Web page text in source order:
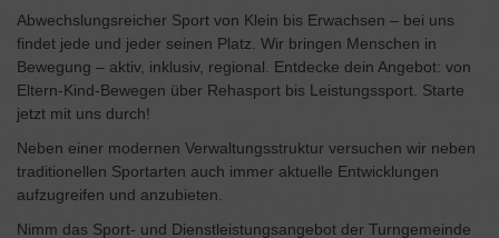
Abwechslungsreicher Sport von Klein bis Erwachsen – bei uns
findet jede und jeder seinen Platz. Wir bringen Menschen in
Bewegung – aktiv, inklusiv, regional. Entdecke dein Angebot: von
Eltern‑Kind‑Bewegen über Rehasport bis Leistungssport. Starte
jetzt mit uns durch!
Neben einer modernen Verwaltungsstruktur versuchen wir neben
traditionellen Sportarten auch immer aktuelle Entwicklungen
aufzugreifen und anzubieten.
Nimm das Sport- und Dienstleistungsangebot der Turngemeinde